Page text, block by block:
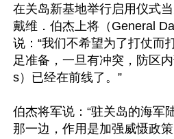
在关岛新基地举行启用仪式
戴维．伯杰上将（General
说：“我们不希望为了打仗而
足准备，一旦有冲突，防区
s）已经在前线了。”
伯杰将军说：“驻关岛的海军
那一边，作用是加强威慑政